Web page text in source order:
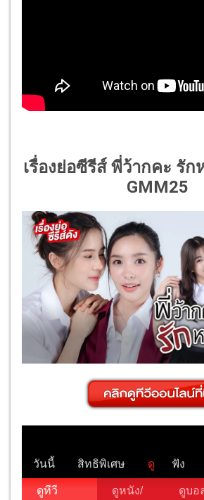
เรื่องย่อซีรีส์ พี่ว้ากคะ รั
GMM25